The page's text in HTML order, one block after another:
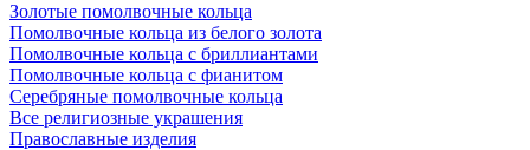
Золотые помолвочные кольца
Помолвочные кольца из белого золота
Помолвочные кольца с бриллиантами
Помолвочные кольца с фианитом
Серебряные помолвочные кольца
Все религиозные украшения
Православные изделия